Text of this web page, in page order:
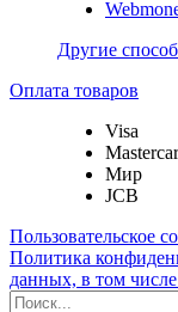
Другие
Оплата товаров
Visa
Мир
JCB
Пользовательское
Политика
данных, в том